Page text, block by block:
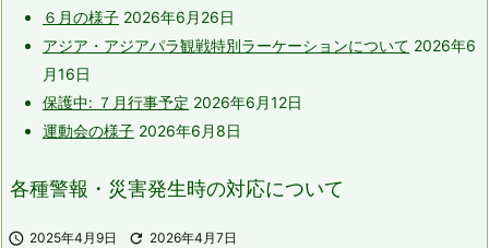
６月の様子 2026年6月26日
アジア・アジアパラ観戦特別ラーケーションについて 2026年6
月16日
保護中: ７月行事予定 2026年6月12日
運動会の様子 2026年6月8日
各種警報・災害発生時の対応について
 2025年4月9日  2026年4月7日